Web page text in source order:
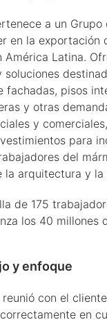
a un Grupo
en la exportación
América Latina.
fachadas, pisos
y otras
y
para
del
la arquitectura y la
de 175
los 40 millones
y enfoque
reunió con el
en